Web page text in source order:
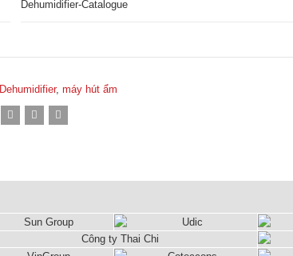
Dehumidifier-Catalogue
Dehumidifier,máy hút ẩm